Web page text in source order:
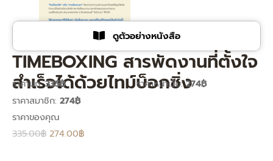
ดูตัวอย่างหนังสือ
TIMEBOXING สารพัดงานที่ตั้งใจ
สำเร็จได้ด้วยไทม์บ็อกซิ่ง
ราคาปก:335฿
ราคาสมาชิก: 274฿
ราคาหน้าเว็บ:274฿
335.00฿
Original
price
274.00฿price